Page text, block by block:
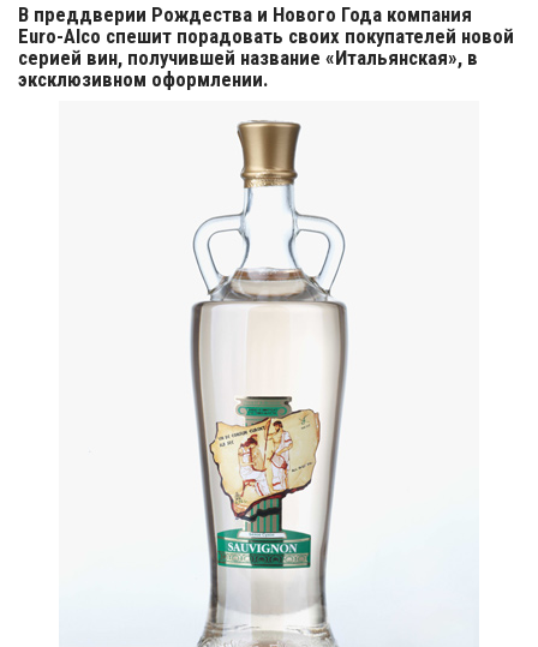
В преддверии Рождества и Нового Года компания
Euro-Alco спешит порадовать своих покупателей новой
серией вин, получившей название «Итальянская», в
эксклюзивном оформлении.